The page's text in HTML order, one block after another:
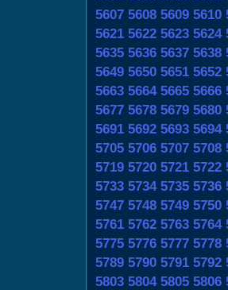
5607 5608 5609 5610
5621 5622 5623 5624
5635 5636 5637 5638
5649 5650 5651 5652
5663 5664 5665 5666
5677 5678 5679 5680
5691 5692 5693 5694
5705 5706 5707 5708
5719 5720 5721 5722
5733 5734 5735 5736
5747 5748 5749 5750
5761 5762 5763 5764
5775 5776 5777 5778
5789 5790 5791 5792
5803 5804 5805 5806